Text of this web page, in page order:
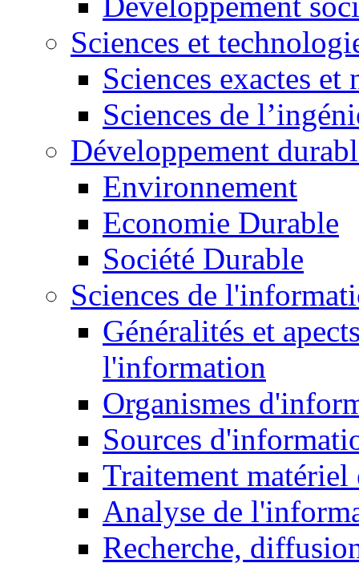
Sciences et
Sciences exactes et
Sciences de
Développement
Environnement
Economie Durable
Société Durable
Sciences de
Généralités et
l'information
Organismes
Sources
Traitement matériel
Analyse de
Recherche,